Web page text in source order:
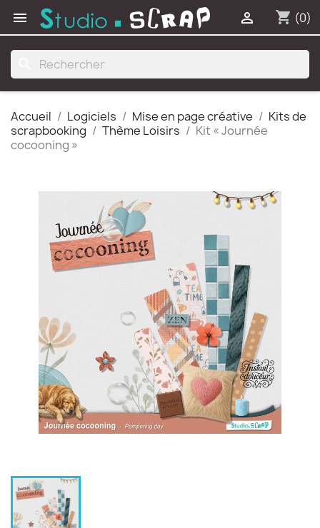
 shopping_cart (0)

Accueil Logiciels Mise en page créative
Kits de
scrapbooking
Thème Loisirs
Kit « Journée
cocooning »